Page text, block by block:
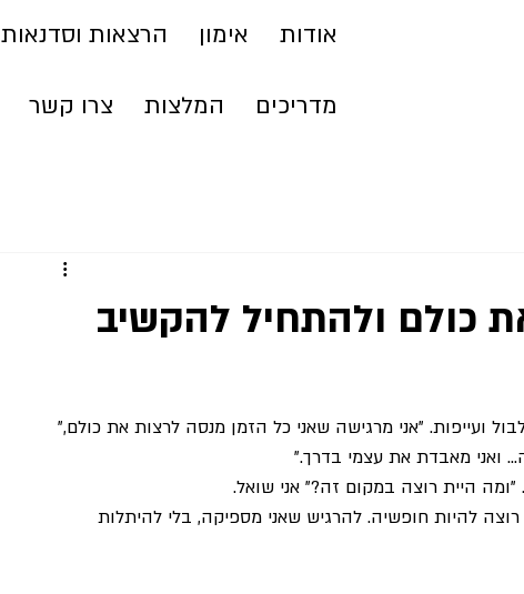
אודות אימון הרצאות וסדנאות
מדריכים המלצות צרו קשר
כולם ולהתחיל להקשיב
בלבול ועייפות. "אני מרגישה שאני כל הזמן מנסה לרצות את כולם,"
ואני מאבדת את עצמי בדרך."
היית רוצה במקום זה?" אני שואל.
להיות חופשיה. להרגיש שאני מספיקה, בלי להיתלות